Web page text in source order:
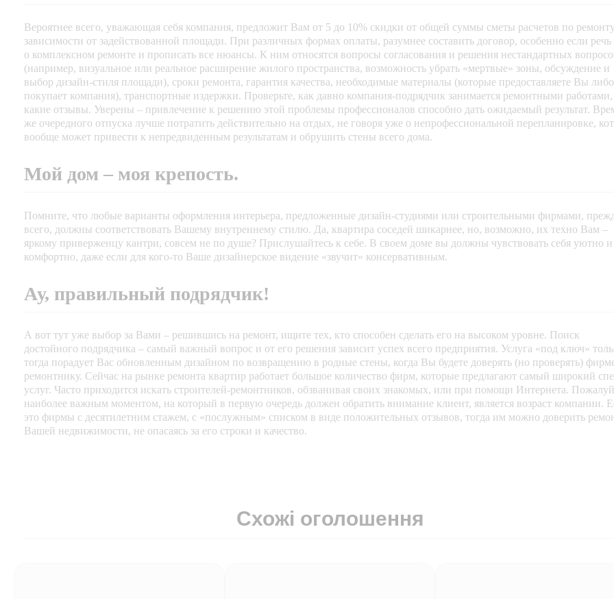
Вероятнее всего, уважающая себя компания, предложит Вам от 5 до 10% скидки от общей суммы сметы расчетов по
зависимости от задействованной площади. При различных формах оплаты, разумнее составить договор, особенно если речь
о комплексном ремонте и прописать все нюансы. К ним относятся вопросы согласования и решения нестандартных
(например, визуальное или реальное расширение жилого пространства, возможность убрать «мертвые» зоны, обсуждение и
выбор дизайн-стиля площади), сроки ремонта, гарантия качества, необходимые материалы (которые предоставляете Вы либо
покупает компания), транспортные издержки. Проверьте, как давно компания-подрядчик занимается ремонтными работами,
какие отзывы. Уверены – привлечение к решению этой проблемы профессионалов способно дать ожидаемый результат.
же очередного отпуска лучше потратить действительно на отдых, не говоря уже о непрофессиональной перепланировке,
вообще может привести к непредвиденным результатам и обрушить стены всего дома.
Мой дом – моя крепость.
Помните, что любые варианты оформления интерьера, предложенные дизайн-студиями или строительными фирмами,
всего, должны соответствовать Вашему внутреннему стилю. Да, квартира соседей шикарнее, но, возможно, их техно Вам –
яркому приверженцу кантри, совсем не по душе? Прислушайтесь к себе. В своем доме вы должны чувствовать себя уютно и
комфортно, даже если для кого-то Ваше дизайнерское видение «звучит» консервативным.
Ау, правильный подрядчик!
А вот тут уже выбор за Вами – решившись на ремонт, ищите тех, кто способен сделать его на высоком уровне. Поиск
достойного подрядчика – самый важный вопрос и от его решения зависит успех всего предприятия. Услуга «под ключ»
тогда порадует Вас обновленным дизайном по возвращению в родные стены, когда Вы будете доверять (но проверять)
ремонтнику. Сейчас на рынке ремонта квартир работает большое количество фирм, которые предлагают самый широкий
услуг. Часто приходится искать строителей-ремонтников, обзванивая своих знакомых, или при помощи Интернета.
наиболее важным моментом, на который в первую очередь должен обратить внимание клиент, является возраст компании.
это фирмы с десятилетним стажем, с «послужным» списком в виде положительных отзывов, тогда им можно доверить
Вашей недвижимости, не опасаясь за его строки и качество.
Схожі оголошення